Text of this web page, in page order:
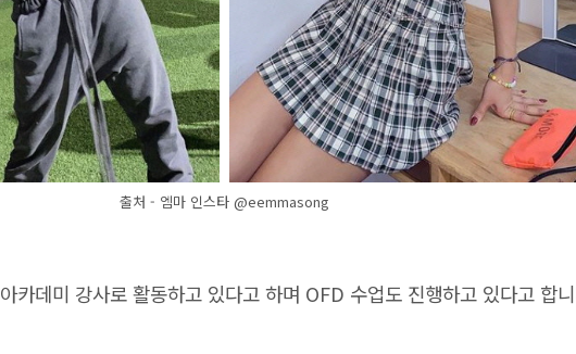
출처 - 엠마 인스타 @eemmasong
카데미 강사로 활동하고 있다고 하며 OFD 수업도 진행하고 있다고 합